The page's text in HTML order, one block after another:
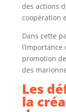
des actions
coopération
Dans cette
promotion
des
Les
la